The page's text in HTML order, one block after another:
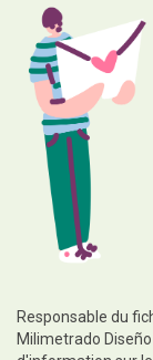
Responsable du
Milimetrado